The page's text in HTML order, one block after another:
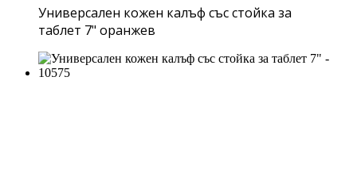
Универсален кожен калъф със стойка за
таблет 7" оранжев